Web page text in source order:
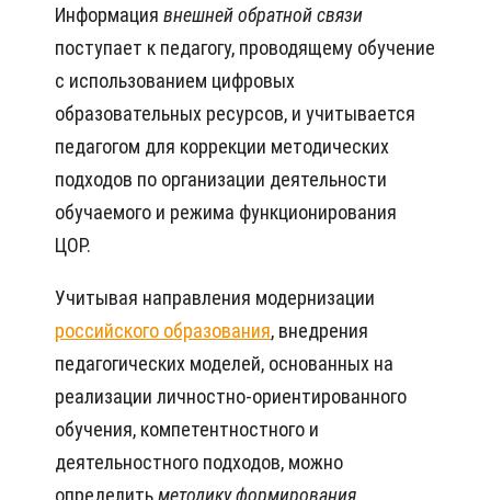
Информация внешней обратной связи
поступает к педагогу, проводящему обучение
с использованием цифровых
образовательных ресурсов, и учитывается
педагогом для коррекции методических
подходов по организации деятельности
обучаемого и режима функционирования
ЦОР.
Учитывая направления модернизации
российского образования, внедрения
педагогических моделей, основанных на
реализации личностно-ориентированного
обучения, компетентностного и
деятельностного подходов, можно
определитьметодику формирования